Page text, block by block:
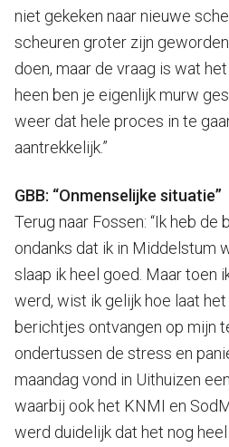
niet gekeken naar nieuwe
scheuren groter zijn
doen, maar de vraag is wat
heen ben je eigenlijk murw
weer dat hele proces in te
aantrekkelijk.”
GBB: “Onmenselijke situatie”
Terug naar Fossen: “Ik heb de
ondanks dat ik in Middelstum
slaap ik heel goed. Maar toen
werd, wist ik gelijk hoe laat het
berichtjes ontvangen op mijn
ondertussen de stress en
maandag vond in Uithuizen
waarbij ook het KNMI en
werd duidelijk dat het nog